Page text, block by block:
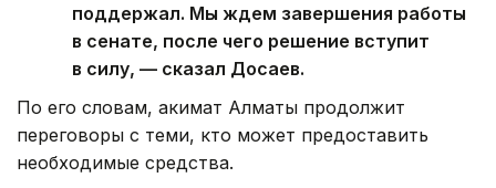
поддержал. Мы ждем завершения работы
в сенате, после чего решение вступит
в силу, — сказал Досаев.
По его словам, акимат Алматы продолжит
переговоры с теми, кто может предоставить
необходимые средства.